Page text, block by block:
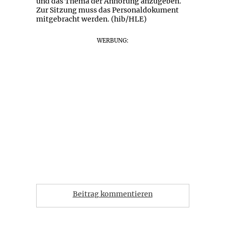
Zur Sitzung muss das Personaldokument
mitgebracht werden. (hib/HLE)
WERBUNG:
Beitrag kommentieren